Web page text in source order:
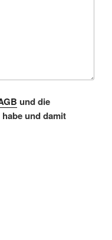
und die
und damit